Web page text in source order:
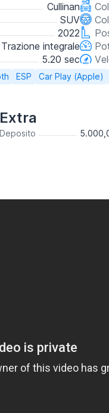
Cullinan
SUV
2022
Trazione integrale
5.20 sec
ESP Car Play (Apple)
Extra
Deposito